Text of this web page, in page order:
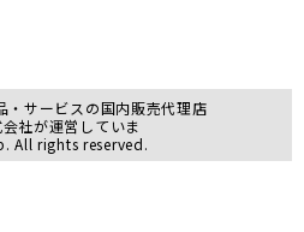
・サービスの国内販売代理店
社が運営していま
All rights reserved.